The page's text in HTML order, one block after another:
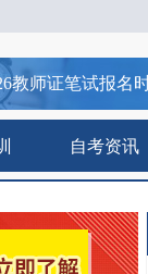
教师证笔试报名
自考资讯